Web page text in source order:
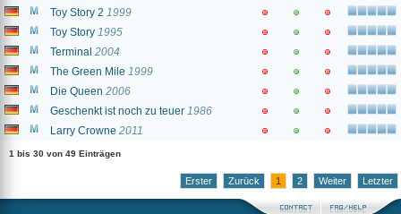
Toy Story 2 1999
Toy Story 1995
Terminal 2004
The Green Mile 1999
Die Queen 2006
Geschenkt ist noch zu teuer 1986
Larry Crowne 2011
1 bis 30 von 49 Einträgen
Erster Zurück 1 2 Weiter Letzter